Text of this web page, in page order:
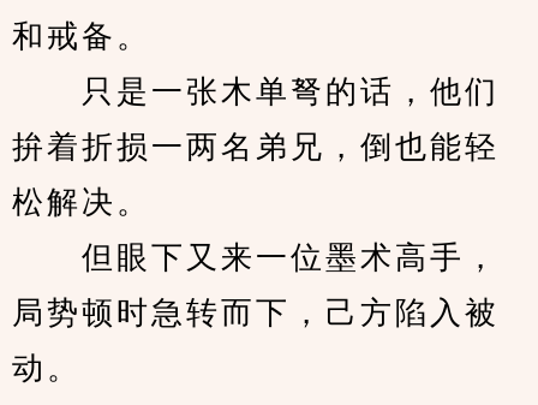
和戒备。
只是一张木单弩的话，他们
拚着折损一两名弟兄，倒也能轻
松解决。
但眼下又来一位墨术高手，
局势顿时急转而下，己方陷入被
动。